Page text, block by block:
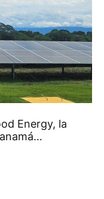
Energy, la